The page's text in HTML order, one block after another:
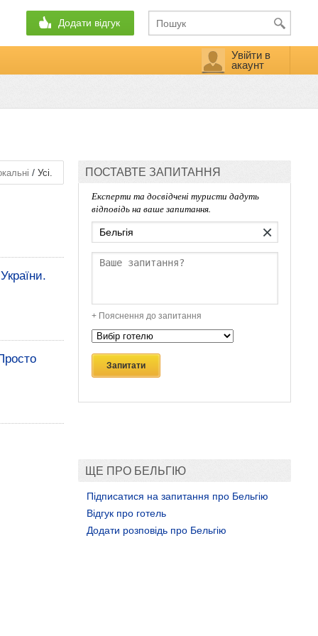
Додати відгук
Увійти в
акаунт
ПОСТАВТЕ ЗАПИТАННЯ
Експерти та досвідчені туристи дадуть
відповідь на ваше запитання.
×
+ Пояснення до запитання
Запитати
ЩЕ ПРО БЕЛЬГІЮ
Підписатися на запитання про Бельгію
Відгук про готель
Додати розповідь про Бельгію
/ Усі.